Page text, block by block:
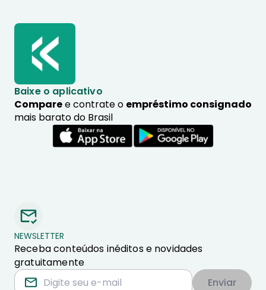
Baixe o aplicativo
Comparee contrate o empréstimo consignado
mais barato do Brasil
NEWSLETTER
Receba conteúdos inéditos e novidades
gratuitamente
Enviar